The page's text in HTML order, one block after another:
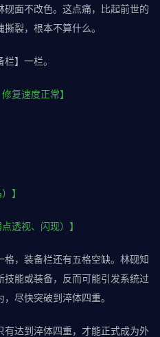
面不改色。这点痛，比起前世的
裂，根本不算什么。
】一栏。
复速度正常】
】
透视、闪现）】
，装备栏还有五格空缺。林砚知
能或装备，反而可能引发系统过
尽快突破到淬体四重。
达到淬体四重，才能正式成为外